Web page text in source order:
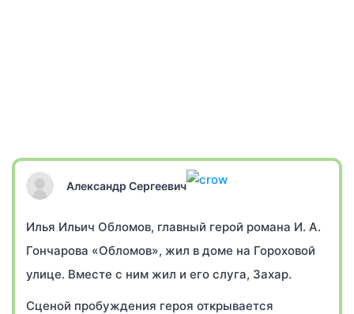
Александр Сергеевич
Илья Ильич Обломов, главный герой романа И. А.
Гончарова «Обломов», жил в доме на Гороховой
улице. Вместе с ним жил и его слуга, Захар.
Сценой пробуждения героя открывается